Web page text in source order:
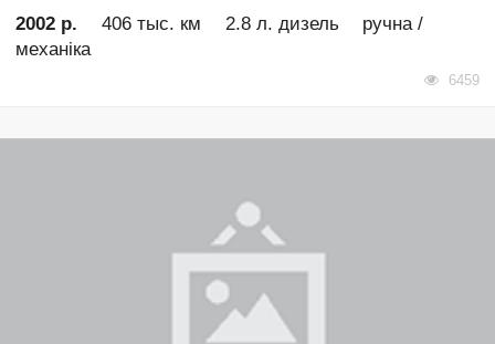
2002 р. 406 тыс. км 2.8 л. дизель
ручна /
механіка
6459